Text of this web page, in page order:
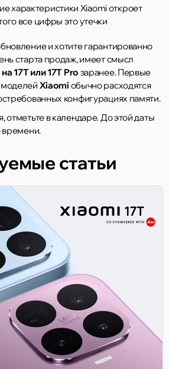
характеристики Xiaomi откроет
все цифры это утечки
и хотите гарантированно
старта продаж, имеет смысл
17T или 17T Pro заранее. Первые
Xiaomi обычно расходятся
конфигурациях памяти.
отметьте в календаре. До этой даты
времени.
статьи